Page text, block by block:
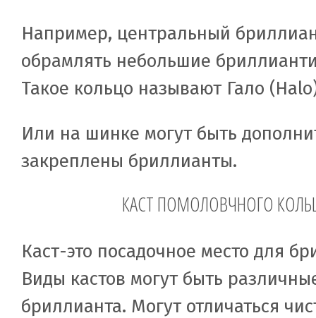
Например, центральный
обрамлять небольшие
Такое кольцо называют Гало
Или на шинке могут быть
закреплены бриллианты.
КАСТ ПОМОЛОВЧНОГО
Каст-это посадочное место для
Виды кастов могут быть
бриллианта. Могут отличаться